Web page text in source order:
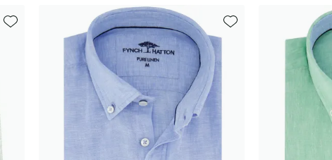
Toevoegen aan favorieten Toevoegen aan favorieten